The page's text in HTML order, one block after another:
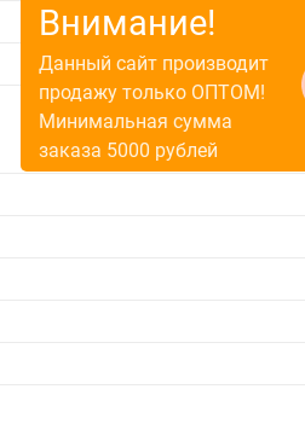
Внимание!
Данный сайт производит
продажу только ОПТОМ!
Минимальная сумма
заказа 5000 рублей